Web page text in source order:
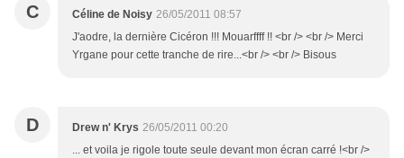
C Céline de Noisy 26/05/2011 08:57
J'aodre, la dernière Cicéron !!! Mouarffff !! <br /> <br /> Merci
Yrgane pour cette tranche de rire...<br /> <br /> Bisous
D Drew n' Krys 26/05/2011 00:20
... et voila je rigole toute seule devant mon écran carré !<br />